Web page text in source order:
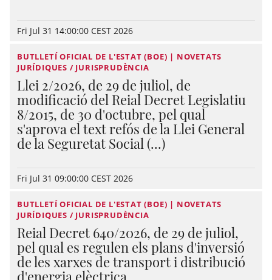
Fri Jul 31 14:00:00 CEST 2026
BUTLLETÍ OFICIAL DE L'ESTAT (BOE) | NOVETATS
JURÍDIQUES / JURISPRUDÈNCIA
Llei 2/2026, de 29 de juliol, de
modificació del Reial Decret Legislatiu
8/2015, de 30 d'octubre, pel qual
s'aprova el text refós de la Llei General
de la Seguretat Social (...)
Fri Jul 31 09:00:00 CEST 2026
BUTLLETÍ OFICIAL DE L'ESTAT (BOE) | NOVETATS
JURÍDIQUES / JURISPRUDÈNCIA
Reial Decret 640/2026, de 29 de juliol,
pel qual es regulen els plans d'inversió
de les xarxes de transport i distribució
d'energia elèctrica